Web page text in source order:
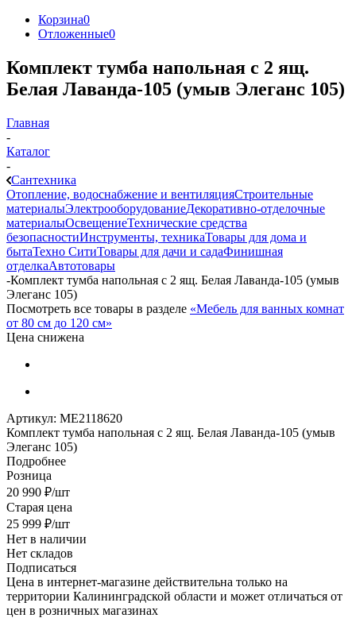
Корзина0
Отложенные0
Комплект тумба напольная с 2 ящ.
Белая Лаванда-105 (умыв Элеганс 105)
Главная
-
Каталог
-
Сантехника
Отопление, водоснабжение и вентиляцияСтроительные
материалыЭлектрооборудованиеДекоративно-отделочные
материалыОсвещениеТехнические средства
безопасностиИнструменты, техникаТовары для дома и
бытаТехно СитиТовары для дачи и садаФинишная
отделкаАвтотовары
-Комплект тумба напольная с 2 ящ. Белая Лаванда-105 (умыв
Элеганс 105)
Посмотреть все товары в разделе «Мебель для ванных комнат
от 80 см до 120 см»
Цена снижена
Артикул: МЕ2118620
Комплект тумба напольная с 2 ящ. Белая Лаванда-105 (умыв
Элеганс 105)
Подробнее
Розница
20 990 ₽/шт
Старая цена
25 999 ₽/шт
Нет в наличии
Нет складов
Подписаться
Цена в интернет-магазине действительна только на
территории Калининградской области и может отличаться от
цен в розничных магазинах